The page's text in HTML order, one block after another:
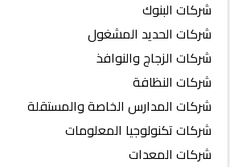
شركات البنوك
شركات الحديد المشغول
شركات الزجاج والنوافذ
شركات النظافة
شركات المدارس الخاصة والمستقلة
شركات تكنولوجيا المعلومات
شركات المعدات